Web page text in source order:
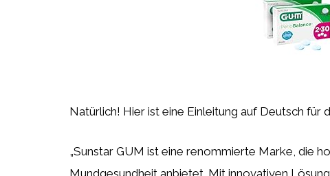
Natürlich! Hier ist eine Einleitung auf Deutsch für
„Sunstar GUM ist eine renommierte Marke, die
Mundgesundheit anbietet. Mit innovativen